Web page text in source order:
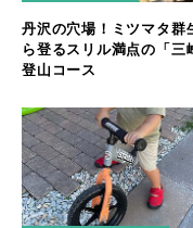
丹沢の穴場！ミツマタ群
ら登るスリル満点の「三
登山コース